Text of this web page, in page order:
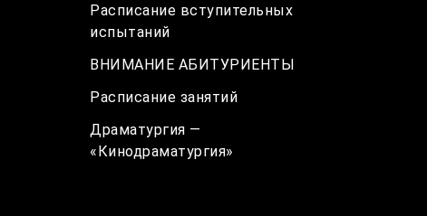
Расписание вступительных
испытаний
ВНИМАНИЕ АБИТУРИЕНТЫ
Расписание занятий
Драматургия —
«Кинодраматургия»